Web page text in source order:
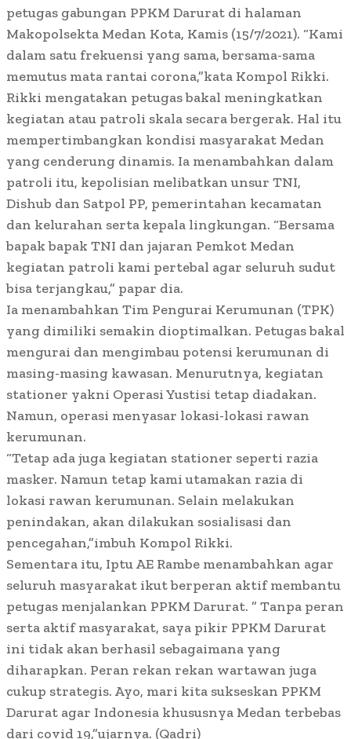
petugas gabungan PPKM Darurat di halaman
Makopolsekta Medan Kota, Kamis (15/7/2021). “Kami
dalam satu frekuensi yang sama, bersama-sama
memutus mata rantai corona,”kata Kompol Rikki.
Rikki mengatakan petugas bakal meningkatkan
kegiatan atau patroli skala secara bergerak. Hal itu
mempertimbangkan kondisi masyarakat Medan
yang cenderung dinamis. Ia menambahkan dalam
patroli itu, kepolisian melibatkan unsur TNI,
Dishub dan Satpol PP, pemerintahan kecamatan
dan kelurahan serta kepala lingkungan. “Bersama
bapak bapak TNI dan jajaran Pemkot Medan
kegiatan patroli kami pertebal agar seluruh sudut
bisa terjangkau,” papar dia.
Ia menambahkan Tim Pengurai Kerumunan (TPK)
yang dimiliki semakin dioptimalkan. Petugas bakal
mengurai dan mengimbau potensi kerumunan di
masing-masing kawasan. Menurutnya, kegiatan
stationer yakni Operasi Yustisi tetap diadakan.
Namun, operasi menyasar lokasi-lokasi rawan
kerumunan.
“Tetap ada juga kegiatan stationer seperti razia
masker. Namun tetap kami utamakan razia di
lokasi rawan kerumunan. Selain melakukan
penindakan, akan dilakukan sosialisasi dan
pencegahan,”imbuh Kompol Rikki.
Sementara itu, Iptu AE Rambe menambahkan agar
seluruh masyarakat ikut berperan aktif membantu
petugas menjalankan PPKM Darurat. ” Tanpa peran
serta aktif masyarakat, saya pikir PPKM Darurat
ini tidak akan berhasil sebagaimana yang
diharapkan. Peran rekan rekan wartawan juga
cukup strategis. Ayo, mari kita sukseskan PPKM
Darurat agar Indonesia khususnya Medan terbebas
dari covid 19,”ujarnya. (Qadri)